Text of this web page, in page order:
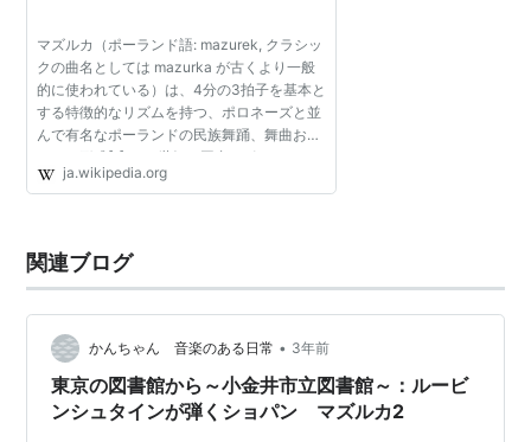
マズルカ（ポーランド語: mazurek, クラシッ
クの曲名としては mazurka が古くより一般
的に使われている）は、4分の3拍子を基本と
する特徴的なリズムを持つ、ポロネーズと並
んで有名なポーランドの民族舞踊、舞曲およ
びその形式[1]。 16世紀に国内のポーランド
貴族（シュラフタ）の間で流行し、17世紀に
ja.wikipedia.org
関連ブログ
かんちゃん 音楽のある日常 • 3年前
東京の図書館から～小金井市立図書館～：ルービ
ンシュタインが弾くショパン マズルカ2